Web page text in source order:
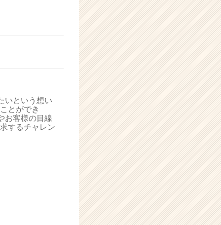
いという想い
とができ
お客様の目線
するチャレン